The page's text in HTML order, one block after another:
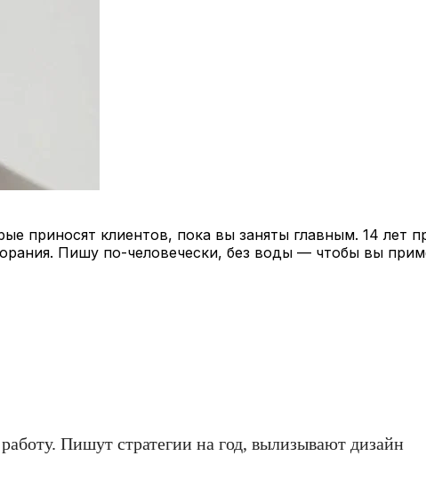
приносят клиентов, пока вы заняты главным. 14 лет
Пишу по-человечески, без воды — чтобы вы
Пишут стратегии на год, вылизывают дизайн